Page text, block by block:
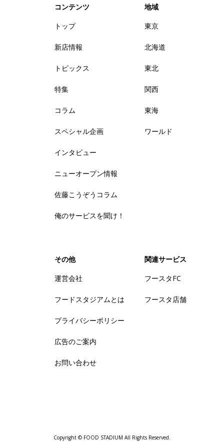
コンテンツ
トップ
新店情報
トピックス
特集
コラム
スペシャル企画
インタビュー
ニューオープン情報
佐藤こうぞうコラム
俺のサービスを聞け！
地域
東京
北海道
東北
関西
東海
ワールド
その他
運営会社
フードスタジアムとは
プライバシーポリシー
広告のご案内
お問い合わせ
関連サービス
フースタFC
フースタ店舗
Copyright © FOOD STADIUM All Rights Reserved.